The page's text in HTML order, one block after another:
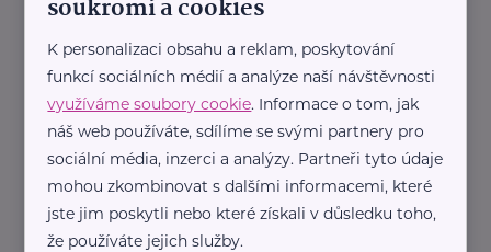
soukromí a cookies
K personalizaci obsahu a reklam, poskytování
funkcí sociálních médií a analýze naší návštěvnosti
využíváme soubory cookie. Informace o tom, jak
náš web používáte, sdílíme se svými partnery pro
sociální média, inzerci a analýzy. Partneři tyto údaje
mohou zkombinovat s dalšími informacemi, které
jste jim poskytli nebo které získali v důsledku toho,
že používáte jejich služby.